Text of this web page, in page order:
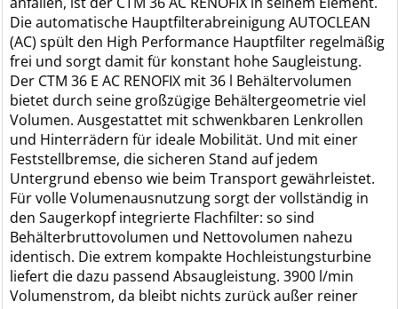
Die automatische Hauptfilterabreinigung AUTOCLEAN
(AC) spült den High Performance Hauptfilter regelmäßig
frei und sorgt damit für konstant hohe Saugleistung.
Der CTM 36 E AC RENOFIX mit 36 l Behältervolumen
bietet durch seine großzügige Behältergeometrie viel
Volumen. Ausgestattet mit schwenkbaren Lenkrollen
und Hinterrädern für ideale Mobilität. Und mit einer
Feststellbremse, die sicheren Stand auf jedem
Untergrund ebenso wie beim Transport gewährleistet.
Für volle Volumenausnutzung sorgt der vollständig in
den Saugerkopf integrierte Flachfilter: so sind
Behälterbruttovolumen und Nettovolumen nahezu
identisch. Die extrem kompakte Hochleistungsturbine
liefert die dazu passend Absaugleistung. 3900 l/min
Volumenstrom, da bleibt nichts zurück außer reiner